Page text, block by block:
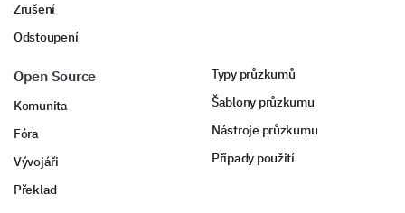
Vaše podrobná zpětná vazba na následující otázky
nám poskytne hlubší vhled do vašich očekávání
ohledně cen a návrhů.
Popište jakékoli problémy, které jste zažili s
naším aktuálním cenovým modelem.
Zrušení
Odstoupení
Open Source
Komunita
Fóra
Vývojáři
Překlad
Typy průzkumů
Šablony průzkumu
Nástroje průzkumu
Případy použití